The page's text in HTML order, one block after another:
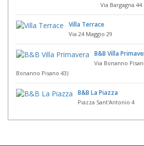
Via Bargagna 44
Villa Terrace
Via 24 Maggio 29
B&B Villa
Via Bonanno
Bonanno Pisano 43)
B&B La Piazza
Piazza Sant'Antonio 4